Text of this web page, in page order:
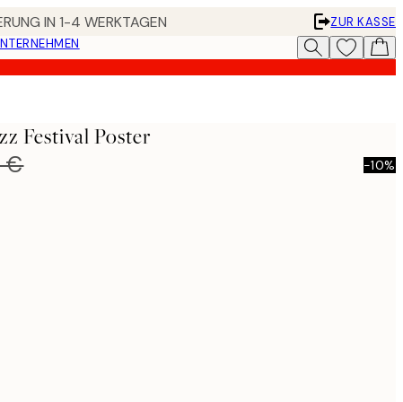
IN 1-4 WERKTAGEN
ZUR KASSE
Festival Poster
€ -10%